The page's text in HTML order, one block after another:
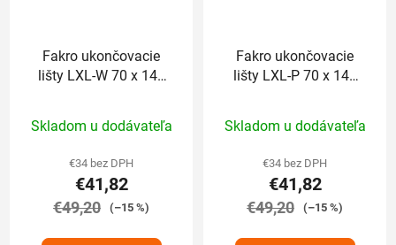
Fakro ukončovacie
lišty LXL-W 70 x 140
hodnotenie
produktu
je
5,0
Skladom u dodávateľa
€34 bez DPH
€41,82
€49,20 (–15 %)
Fakro ukončovacie
lišty LXL-P 70 x 140
hodnotenie
produktu
je
5,0
Skladom u dodávateľa
€34 bez DPH
€41,82
€49,20 (–15 %)